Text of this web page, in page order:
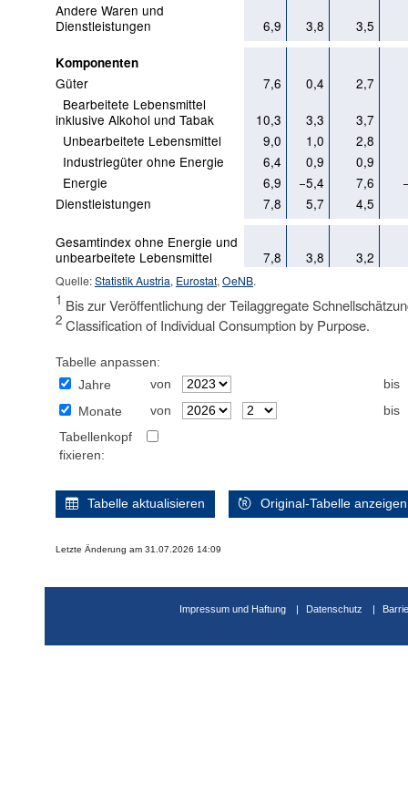
Andere Waren und
Dienstleistungen
6,9 3,8 3,5
Komponenten
Güter 7,6 0,4
2,7
Bearbeitete Lebensmittel
inklusive Alkohol und Tabak
10,3 3,3
3,7
Unbearbeitete Lebensmittel
9,0 1,0
2,8
Industriegüter ohne Energie
6,4 0,9
0,9
Energie
6,9 −5,4 7,6
Dienstleistungen
7,8 5,7 4,5
Gesamtindex ohne Energie und
unbearbeitete Lebensmittel
7,8 3,8 3,2
Quelle:Statistik Austria, Eurostat, OeNB.
1 Bis zur Veröffentlichung der Teilaggregate
2 Classification of Individual Consumption by Purpose.
Tabelle anpassen:
Jahre
von
bis
Monate
von
bis
Tabellenkopf
fixieren:
Tabelle aktualisieren Original-Tabelle anzeigen
Letzte Änderung am 31.07.2026 14:09
Impressum und Haftung Datenschutz